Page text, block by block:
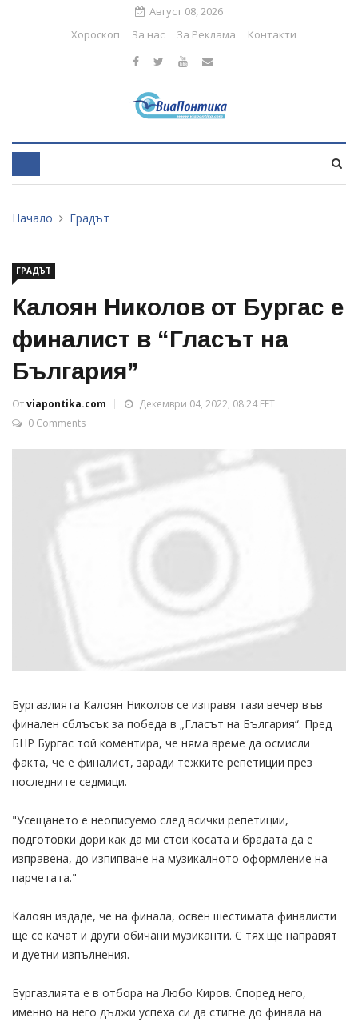
Август 08, 2026
Хороскоп
За нас За Реклама Контакти
Начало Градът
ГРАДЪТ
Калоян Николов от Бургас е
финалист в “Гласът на
България”
Отviapontika.com
Декември 04, 2022, 08:24 EET
0 Comments
Бургазлията Калоян Николов се изправя тази вечер във
финален сблъсък за победа в „Гласът на България“. Пред
БНР Бургас той коментира, че няма време да осмисли
факта, че е финалист, заради тежките репетиции през
последните седмици.
"Усещането е неописуемо след всички репетиции,
подготовки дори как да ми стои косата и брадата да е
изправена, до изпипване на музикалното оформление на
парчетата."
Калоян издаде, че на финала, освен шестимата финалисти
ще се качат и други обичани музиканти. С тях ще направят
и дуетни изпълнения.
Бургазлията е в отбора на Любо Киров. Според него,
именно на него дължи успеха си да стигне до финала на